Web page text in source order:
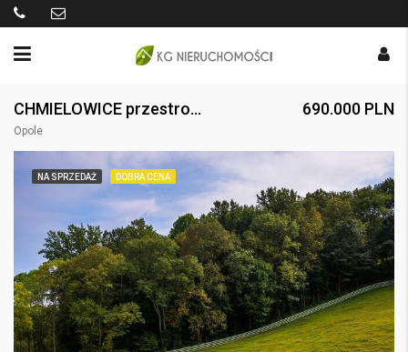
CHMIELOWICE przestronna działka budowlana
Opole
690.000 PLN
NA SPRZEDAŻ DOBRA CENA